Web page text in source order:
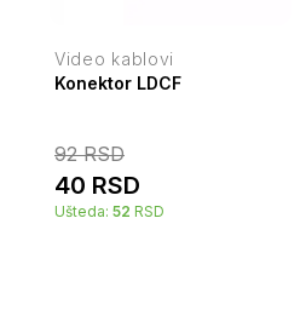
Video kablovi
Konektor LDCF
92RSD
40 RSD
Ušteda: 52 RSD